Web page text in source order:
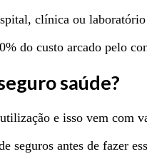
clínica ou
do custo arcado pelo
saúde?
e isso vem com
seguros antes de fazer